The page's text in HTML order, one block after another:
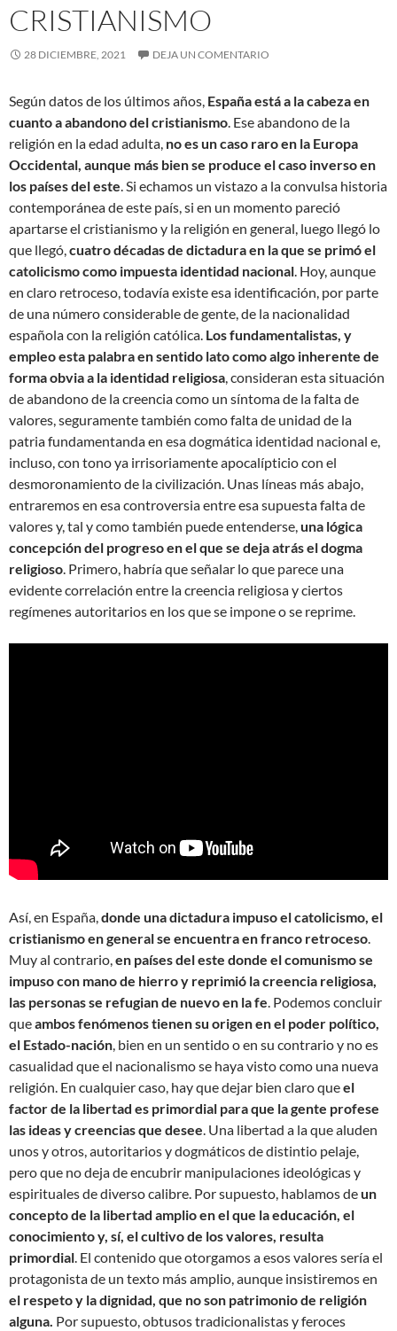
CRISTIANISMO
28 DICIEMBRE, 2021 DEJA UN COMENTARIO
Según datos de los últimos años, España está a la cabeza en
cuanto a abandono del cristianismo. Ese abandono de la
religión en la edad adulta, no es un caso raro en la Europa
Occidental, aunque más bien se produce el caso inverso en
los países del este. Si echamos un vistazo a la convulsa historia
contemporánea de este país, si en un momento pareció
apartarse el cristianismo y la religión en general, luego llegó lo
que llegó,cuatro décadas de dictadura en la que se primó el
catolicismo como impuesta identidad nacional. Hoy, aunque
en claro retroceso, todavía existe esa identificación, por parte
de una número considerable de gente, de la nacionalidad
española con la religión católica. Los fundamentalistas, y
empleo esta palabra en sentido lato como algo inherente de
forma obvia a la identidad religiosa, consideran esta situación
de abandono de la creencia como un síntoma de la falta de
valores, seguramente también como falta de unidad de la
patria fundamentanda en esa dogmática identidad nacional e,
incluso, con tono ya irrisoriamente apocalípticio con el
desmoronamiento de la civilización. Unas líneas más abajo,
entraremos en esa controversia entre esa supuesta falta de
valores y, tal y como también puede entenderse,una lógica
concepción del progreso en el que se deja atrás el dogma
religioso. Primero, habría que señalar lo que parece una
evidente correlación entre la creencia religiosa y ciertos
regímenes autoritarios en los que se impone o se reprime.
Así, en España,donde una dictadura impuso el catolicismo, el
cristianismo en general se encuentra en franco retroceso.
Muy al contrario,en países del este donde el comunismo se
impuso con mano de hierro y reprimió la creencia religiosa,
las personas se refugian de nuevo en la fe. Podemos concluir
queambos fenómenos tienen su origen en el poder político,
el Estado-nación, bien en un sentido o en su contrario y no es
casualidad que el nacionalismo se haya visto como una nueva
religión. En cualquier caso, hay que dejar bien claro queel
factor de la libertad es primordial para que la gente profese
las ideas y creencias que desee. Una libertad a la que aluden
unos y otros, autoritarios y dogmáticos de distintio pelaje,
pero que no deja de encubrir manipulaciones ideológicas y
espirituales de diverso calibre. Por supuesto, hablamos deun
concepto de la libertad amplio en el que la educación, el
conocimiento y, sí, el cultivo de los valores, resulta
primordial. El contenido que otorgamos a esos valores sería el
protagonista de un texto más amplio, aunque insistiremos en
el respeto y la dignidad, que no son patrimonio de religión
alguna. Por supuesto, obtusos tradicionalistas y feroces